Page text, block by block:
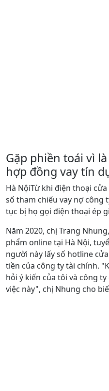
Gặp phiền toái vì
hợp đồng vay tín
Hà NộiTừ khi điện thoại
số tham chiếu vay nợ công
tục bị họ gọi điện thoại ép
Năm 2020, chị Trang
phẩm online tại Hà Nội,
người này lấy số hotline
tiền của công ty tài chính.
hỏi ý kiến của tôi và công
việc này", chị Nhung cho